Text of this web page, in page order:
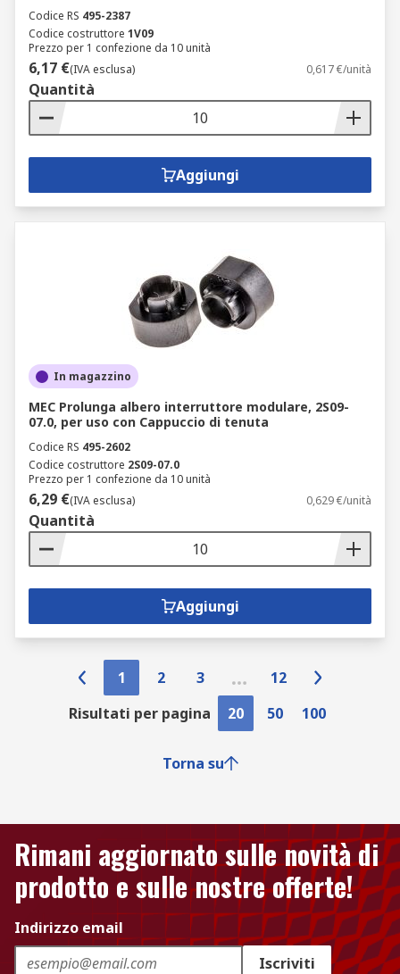
Codice RS 495-2387
Codice costruttore 1V09
Prezzo per 1 confezione da 10 unità
6,17 €(IVA esclusa) 0,617 €/unità
Quantità
Aggiungi
In magazzino
MEC Prolunga albero interruttore modulare, 2S09-
07.0, per uso con Cappuccio di tenuta
Codice RS 495-2602
Codice costruttore 2S09-07.0
Prezzo per 1 confezione da 10 unità
6,29 €(IVA esclusa) 0,629 €/unità
Quantità
Aggiungi
1 2 3
12
Risultati per pagina
20 50 100
Torna su
Rimani aggiornato sulle novità di
prodotto e sulle nostre offerte!
Indirizzo email
Iscriviti